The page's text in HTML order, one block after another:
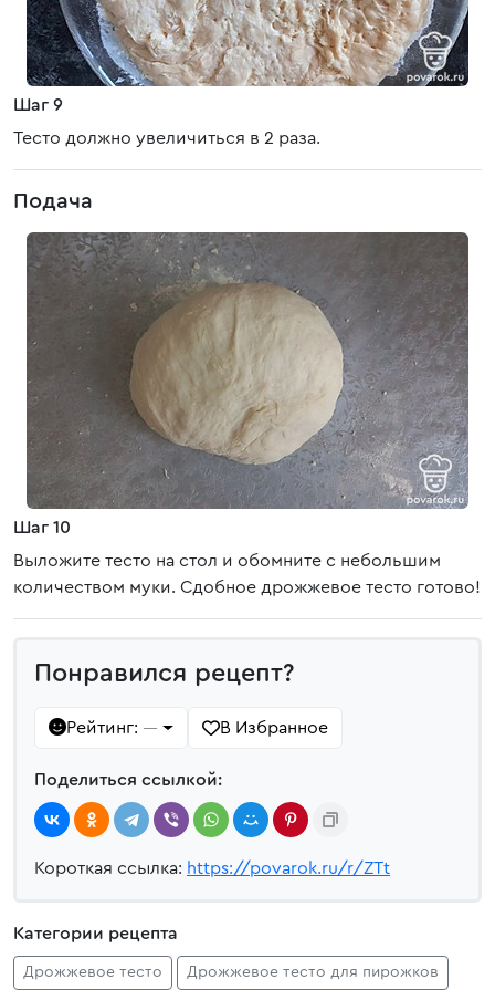
Шаг 9
Тесто должно увеличиться в 2 раза.
Подача
Шаг 10
Выложите тесто на стол и обомните с небольшим
количеством муки. Сдобное дрожжевое тесто готово!
Понравился рецепт?
Рейтинг: — В Избранное
Поделиться ссылкой:
Короткая ссылка: https://povarok.ru/r/ZTt
Категории рецепта
Дрожжевое тесто Дрожжевое тесто для пирожков